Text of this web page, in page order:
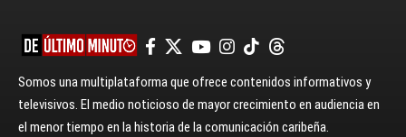
Somos una multiplataforma que ofrece contenidos informativos y
televisivos. El medio noticioso de mayor crecimiento en audiencia en
el menor tiempo en la historia de la comunicación caribeña.